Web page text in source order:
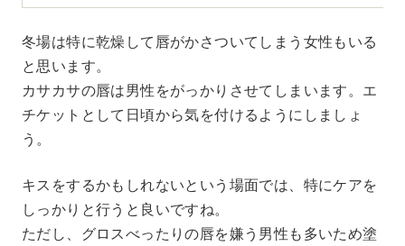
冬場は特に乾燥して唇がかさついてしまう女性もいる
と思います。
カサカサの唇は男性をがっかりさせてしまいます。エ
チケットとして日頃から気を付けるようにしましょ
う。
キスをするかもしれないという場面では、特にケアを
しっかりと行うと良いですね。
ただし、グロスべったりの唇を嫌う男性も多いため塗